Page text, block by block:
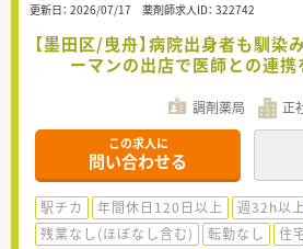
更新日： 2026/07/17 薬剤師求人ID： 322742
【墨田区/曳舟】病院出身者も馴染
ーマンの出店で医師との連
調剤薬局 正
この求人に
問い合わせる
駅チカ 年間休日120日以上 週32h以
残業なし(ほぼなし含む)
転勤なし
住